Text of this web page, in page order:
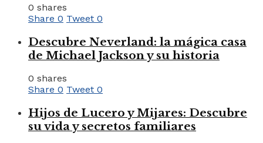
0 shares
Share 0 Tweet 0
Descubre Neverland: la mágica casa
de Michael Jackson y su historia
0 shares
Share 0 Tweet 0
Hijos de Lucero y Mijares: Descubre
su vida y secretos familiares